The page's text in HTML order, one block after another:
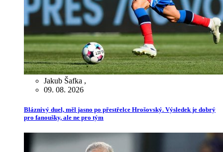
Jakub Šafka ,
09. 08. 2026
Bláznivý duel, měl jasno po přestřelce Hrošovský. Výsledek je dobrý
pro fanoušky, ale ne pro tým